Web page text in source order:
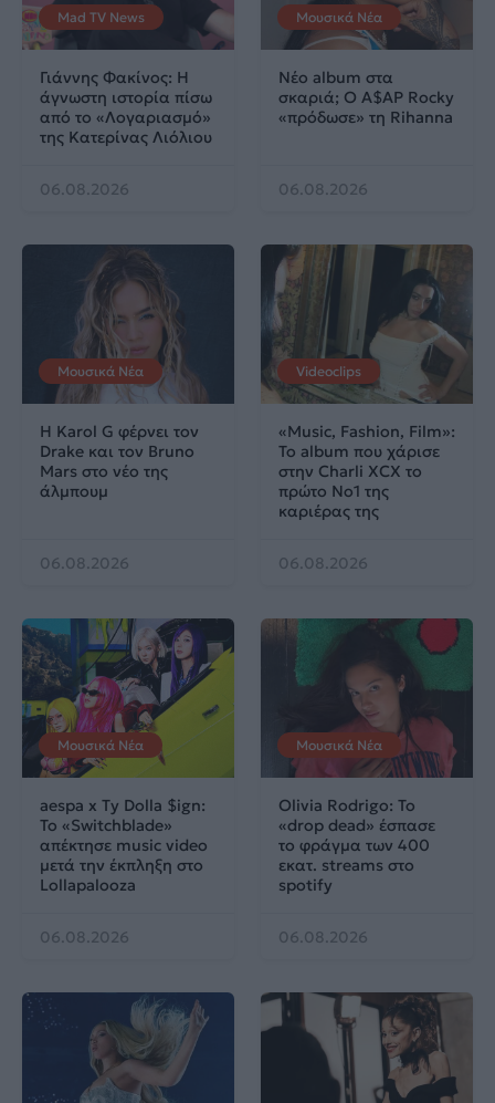
Mad TV News
Γιάννης Φακίνος: Η
άγνωστη ιστορία πίσω
από το «Λογαριασμό»
της Κατερίνας Λιόλιου
06.08.2026
Μουσικά Νέα
Νέο album στα
σκαριά; Ο A$AP Rocky
«πρόδωσε» τη Rihanna
06.08.2026
Μουσικά Νέα
Η Karol G φέρνει τον
Drake και τον Bruno
Mars στο νέο της
άλμπουμ
06.08.2026
Videoclips
«Music, Fashion, Film»:
Το album που χάρισε
στην Charli XCX το
πρώτο No1 της
καριέρας της
06.08.2026
Μουσικά Νέα
aespa x Ty Dolla $ign:
Το «Switchblade»
απέκτησε music video
μετά την έκπληξη στο
Lollapalooza
06.08.2026
Μουσικά Νέα
Olivia Rodrigo: To
«drop dead» έσπασε
το φράγμα των 400
εκατ. streams στο
spotify
06.08.2026